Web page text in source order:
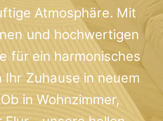
Atmosphäre. Mit
und hochwertigen
für ein harmonisches
Zuhause in neuem
in Wohnzimmer,